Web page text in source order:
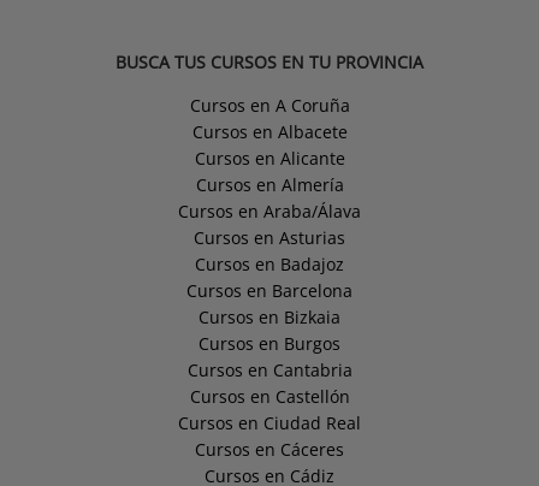
BUSCA TUS CURSOS EN TU PROVINCIA
Cursos en A Coruña
Cursos en Albacete
Cursos en Alicante
Cursos en Almería
Cursos en Araba/Álava
Cursos en Asturias
Cursos en Badajoz
Cursos en Barcelona
Cursos en Bizkaia
Cursos en Burgos
Cursos en Cantabria
Cursos en Castellón
Cursos en Ciudad Real
Cursos en Cáceres
Cursos en Cádiz